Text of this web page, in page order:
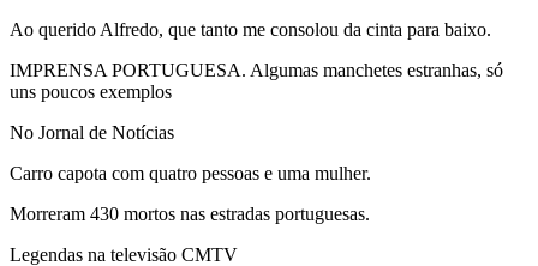
Ao querido Alfredo, que tanto me consolou da cinta para baixo.
IMPRENSA PORTUGUESA. Algumas manchetes estranhas, só
uns poucos exemplos
No Jornal de Notícias
Carro capota com quatro pessoas e uma mulher.
Morreram 430 mortos nas estradas portuguesas.
Legendas na televisão CMTV